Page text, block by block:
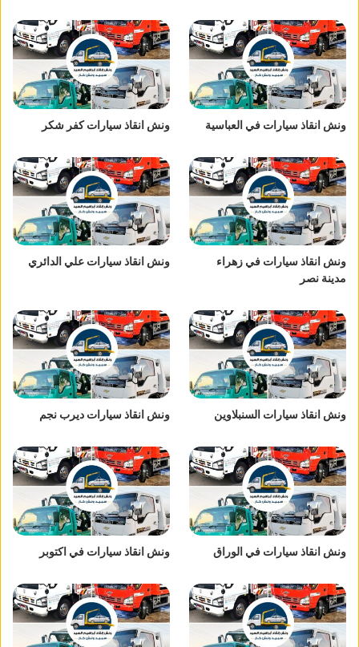
ونش انقاذ سيارات في العباسية ونش انقاذ سيارات كفر شكر
ونش انقاذ سيارات في زهراء
مدينة نصر
ونش انقاذ سيارات علي الدائري
ونش انقاذ سيارات السنبلاوين ونش انقاذ سيارات ديرب نجم
ونش انقاذ سيارات في الوراق ونش انقاذ سيارات في اكتوبر